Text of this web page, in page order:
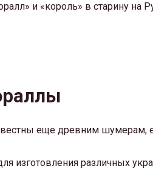
и «король» в старину на
еще древним шумерам,
изготовления различных